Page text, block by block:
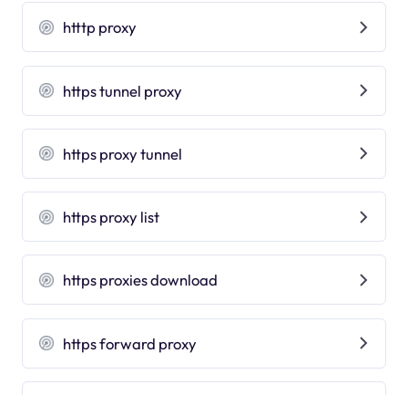
htttp proxy
https tunnel proxy
https proxy tunnel
https proxy list
https proxies download
https forward proxy